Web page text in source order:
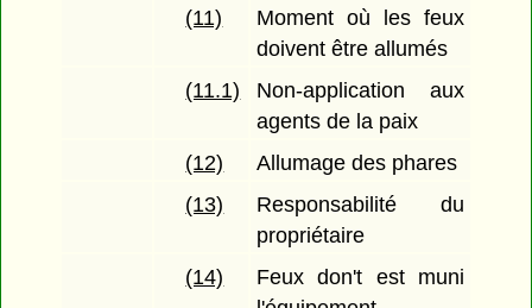
(11)
Moment où les feux
doivent être allumés
(11.1)
Non-application aux
agents de la paix
(12)
Allumage des phares
(13)
Responsabilité du
propriétaire
(14)
Feux don't est muni